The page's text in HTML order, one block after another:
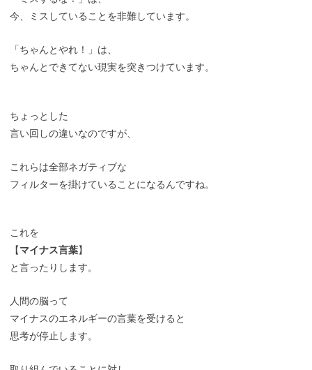
今、ミスしていることを非難しています。
「ちゃんとやれ！」は、
ちゃんとできてない現実を突きつけています。
ちょっとした
言い回しの違いなのですが、
これらは全部ネガティブな
フィルターを掛けていることになるんですね。
これを
【マイナス言葉】
と言ったりします。
人間の脳って
マイナスのエネルギーの言葉を受けると
思考が停止します。